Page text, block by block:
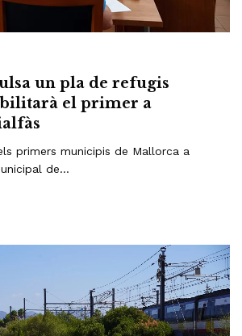
un pla de refugis
el primer a
primers municipis de Mallorca a
de…